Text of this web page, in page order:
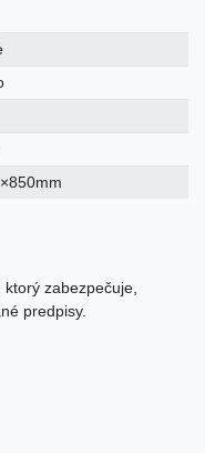
zabezpečuje,
predpisy.